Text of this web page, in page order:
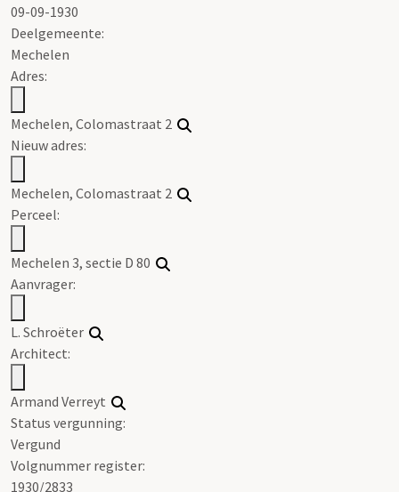
09-09-1930
Deelgemeente:
Mechelen
Adres:
Mechelen, Colomastraat 2
Nieuw adres:
Mechelen, Colomastraat 2
Perceel:
Mechelen 3, sectie D 80
Aanvrager:
L. Schroëter
Architect:
Armand Verreyt
Status vergunning:
Vergund
Volgnummer register:
1930/2833